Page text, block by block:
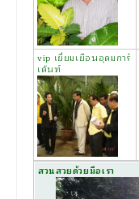
vip เยี่ยมเยือนอุดมการ์
เด้นท์
สวนสวยด้วยมือเรา